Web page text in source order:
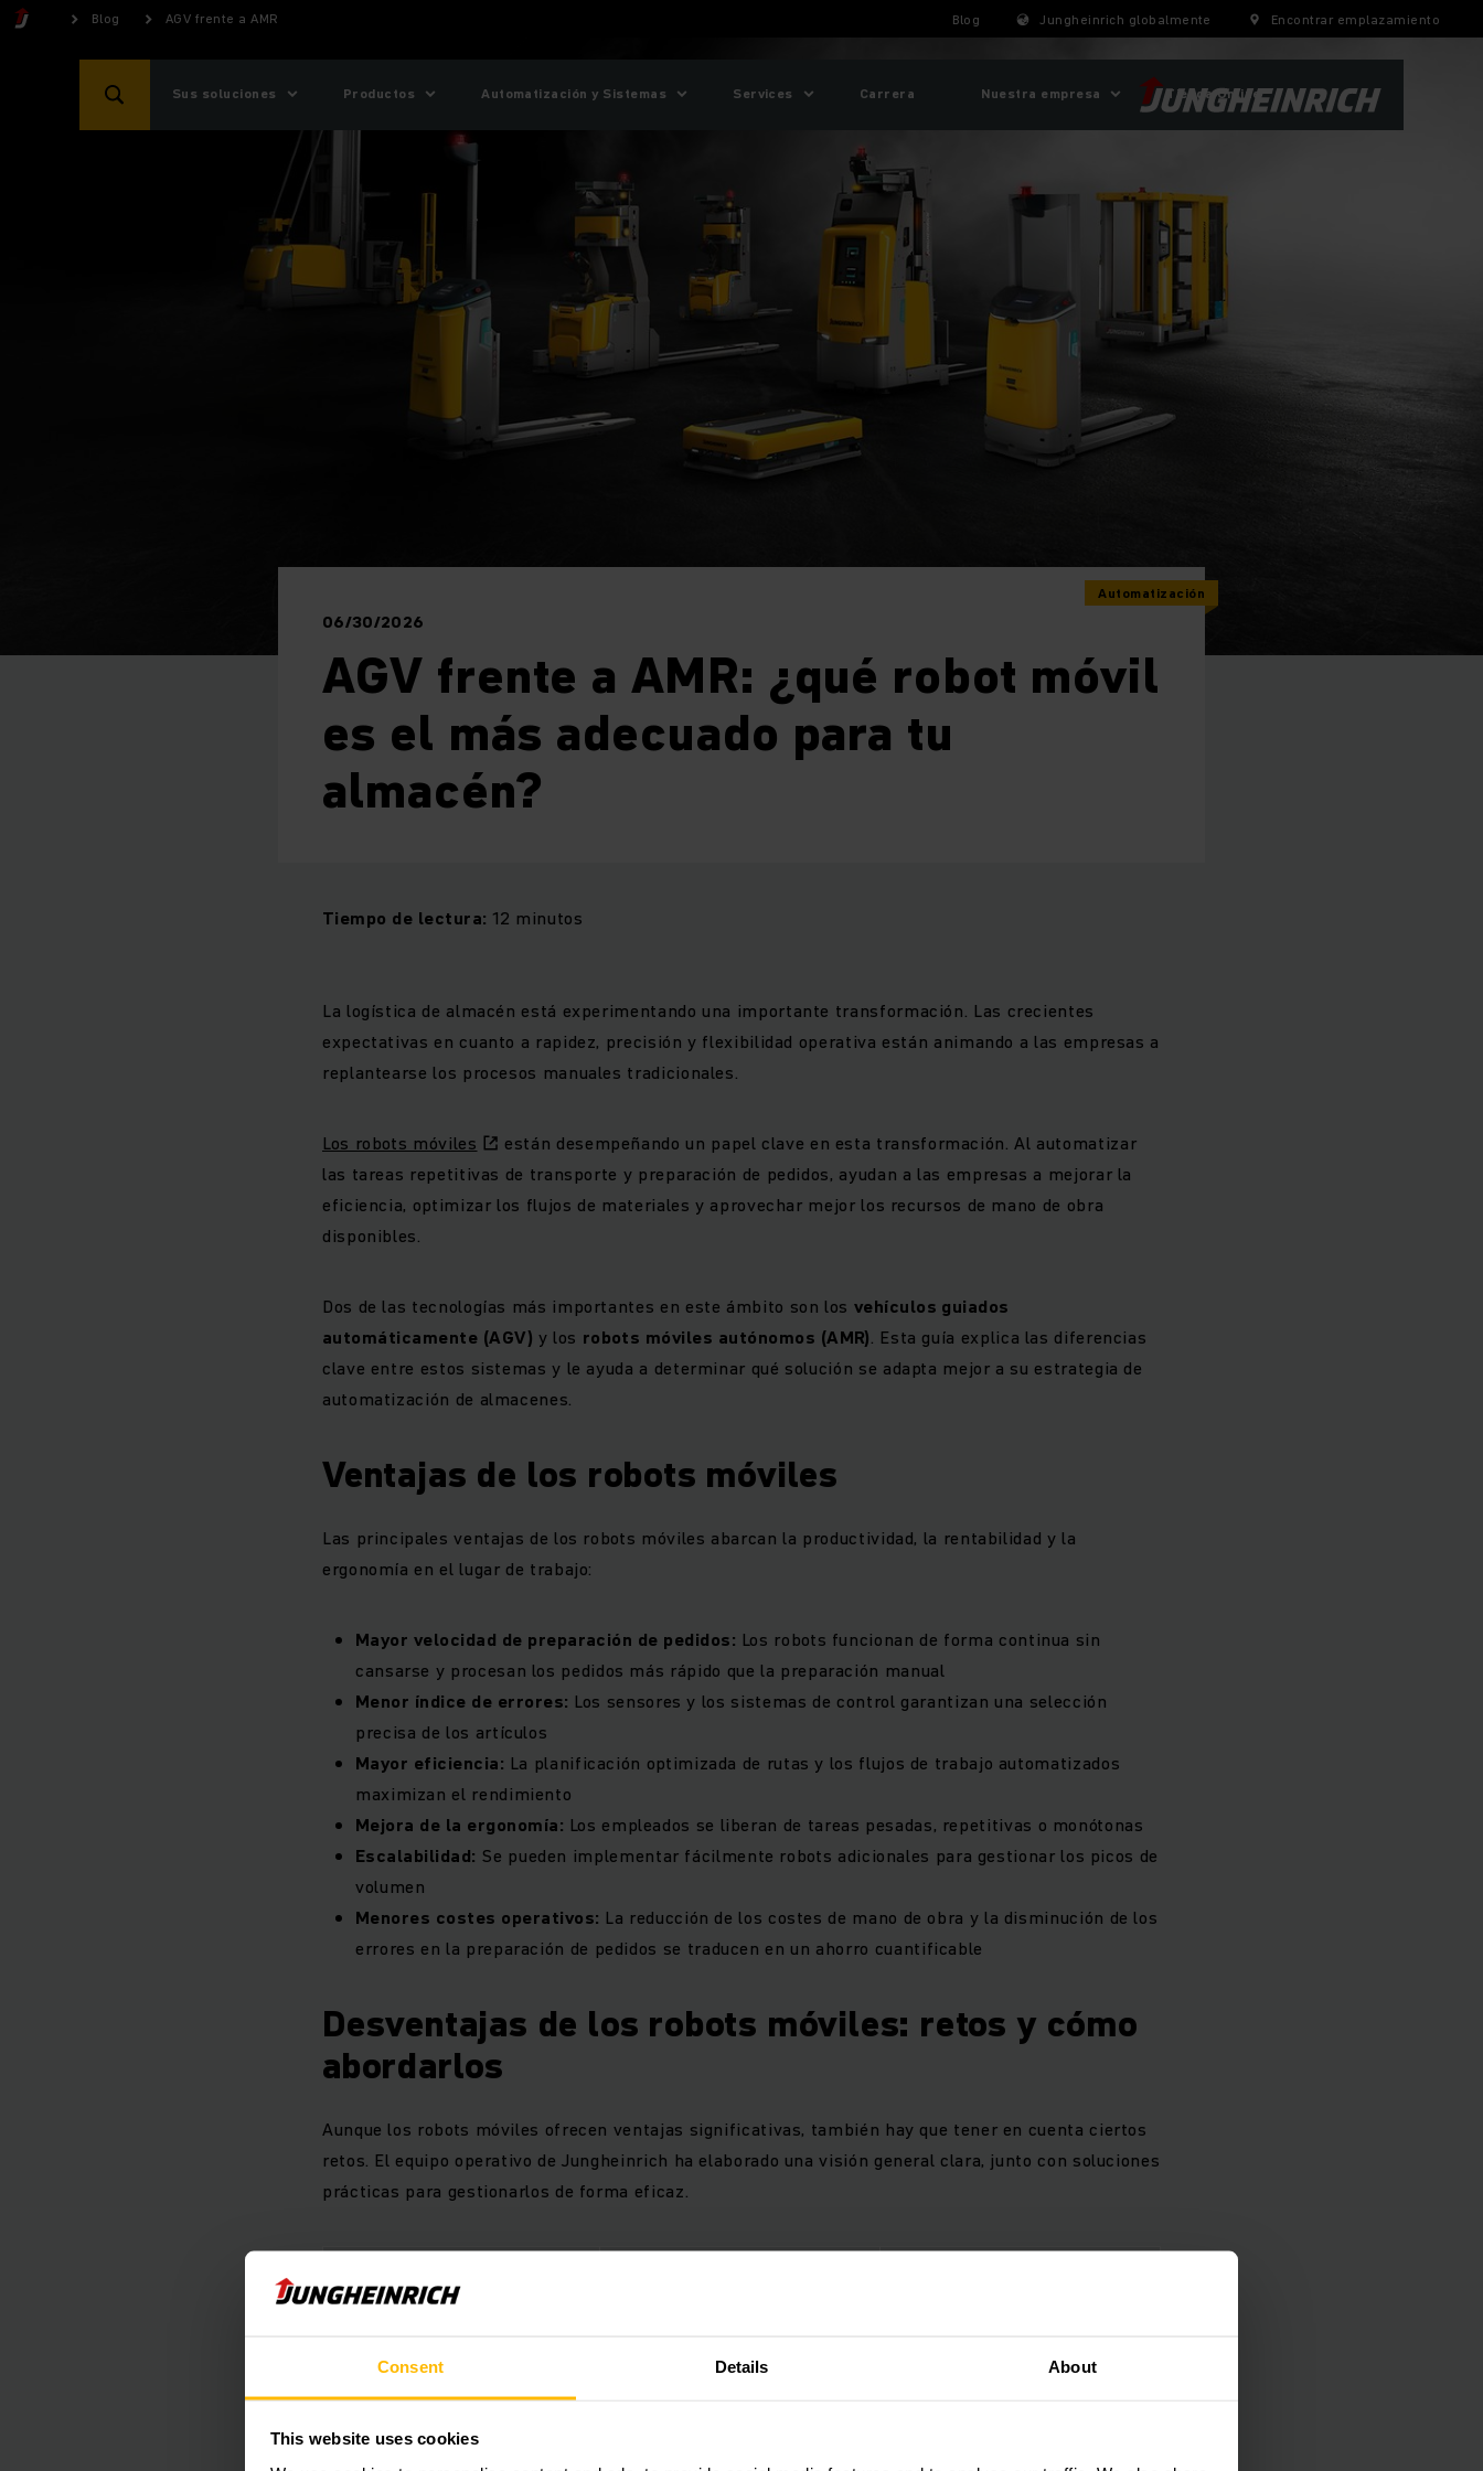
Consent Details About
This website uses cookies
Blog AGV frente a AMR Blog Jungheinrich globalmente Encontrar emplazamiento
Sus soluciones Productos Automatización y Sistemas Services Carrera Nuestra empresa Tienda Online
Automatización
06/30/2026
AGV frente a AMR: ¿qué robot móvil
es el más adecuado para tu
almacén?
Tiempo de lectura: 12 minutos
La logística de almacén está experimentando una importante transformación. Las crecientes
expectativas en cuanto a rapidez, precisión y flexibilidad operativa están animando a las empresas a
replantearse los procesos manuales tradicionales.
Los robots móviles
están desempeñando un papel clave en esta transformación. Al automatizar
las tareas repetitivas de transporte y preparación de pedidos, ayudan a las empresas a mejorar la
eficiencia, optimizar los flujos de materiales y aprovechar mejor los recursos de mano de obra
disponibles.
Dos de las tecnologías más importantes en este ámbito son los vehículos guiados
automáticamente (AGV) y los robots móviles autónomos (AMR). Esta guía explica las diferencias
clave entre estos sistemas y le ayuda a determinar qué solución se adapta mejor a su estrategia de
automatización de almacenes.
Ventajas de los robots móviles
Las principales ventajas de los robots móviles abarcan la productividad, la rentabilidad y la
ergonomía en el lugar de trabajo:
Mayor velocidad de preparación de pedidos: Los robots funcionan de forma continua sin
cansarse y procesan los pedidos más rápido que la preparación manual
Menor índice de errores: Los sensores y los sistemas de control garantizan una selección
precisa de los artículos
Mayor eficiencia: La planificación optimizada de rutas y los flujos de trabajo automatizados
maximizan el rendimiento
Mejora de la ergonomía: Los empleados se liberan de tareas pesadas, repetitivas o monótonas
Escalabilidad: Se pueden implementar fácilmente robots adicionales para gestionar los picos de
volumen
Menores costes operativos: La reducción de los costes de mano de obra y la disminución de los
errores en la preparación de pedidos se traducen en un ahorro cuantificable
Desventajas de los robots móviles: retos y cómo
abordarlos
Aunque los robots móviles ofrecen ventajas significativas, también hay que tener en cuenta ciertos
retos. El equipo operativo de Jungheinrich ha elaborado una visión general clara, junto con soluciones
prácticas para gestionarlos de forma eficaz.
Elevada inversión inicial
puesta en marcha pueden ser
planificación basada en el
La integración con los